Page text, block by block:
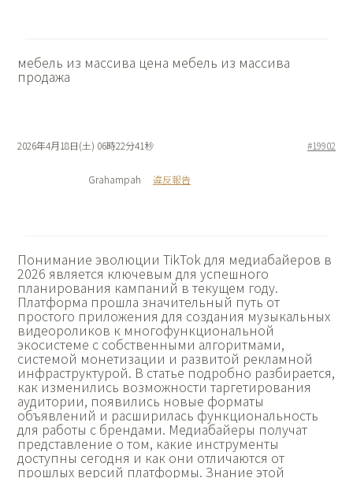
мебель из массива цена мебель из массива
продажа
2026年4月18日(土) 06時22分41秒 #19902
Grahampah 違反報告
Понимание эволюции TikTok для медиабайеров в
2026 является ключевым для успешного
планирования кампаний в текущем году.
Платформа прошла значительный путь от
простого приложения для создания музыкальных
видеороликов к многофункциональной
экосистеме с собственными алгоритмами,
системой монетизации и развитой рекламной
инфраструктурой. В статье подробно разбирается,
как изменились возможности таргетирования
аудитории, появились новые форматы
объявлений и расширилась функциональность
для работы с брендами. Медиабайеры получат
представление о том, какие инструменты
доступны сегодня и как они отличаются от
прошлых версий платформы. Знание этой